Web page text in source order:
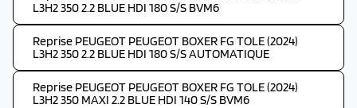
L3H2 350 2.2 BLUE HDI 180 S/S BVM6
Reprise PEUGEOT PEUGEOT BOXER FG TOLE (2024)
L3H2 350 2.2 BLUE HDI 180 S/S AUTOMATIQUE
Reprise PEUGEOT PEUGEOT BOXER FG TOLE (2024)
L3H2 350 MAXI 2.2 BLUE HDI 140 S/S BVM6